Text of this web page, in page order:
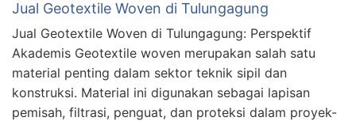
Jual Geotextile Woven di Tulungagung
Jual Geotextile Woven di Tulungagung: Perspektif
Akademis Geotextile woven merupakan salah satu
material penting dalam sektor teknik sipil dan
konstruksi. Material ini digunakan sebagai lapisan
pemisah, filtrasi, penguat, dan proteksi dalam proyek-